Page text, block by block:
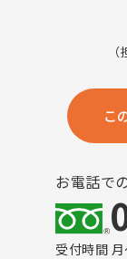
こ
お電話で
受付時間